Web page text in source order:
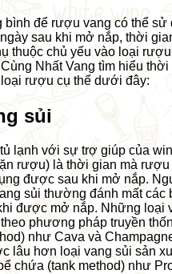
bình để rượu vang có thể sử
sau khi mở nắp, thời
thuộc chủ yếu vào loại
Nhất Vang tìm hiểu
rượu cụ thể dưới đây:
sủi
lạnh với sự trợ giúp của
rượu) là thời gian mà rượu
được sau khi mở nắp.
sủi thường đánh mất các
được mở nắp. Những loại
phương pháp truyền
như Cava và
lâu hơn loại vang sủi sản
chứa (tank method) như